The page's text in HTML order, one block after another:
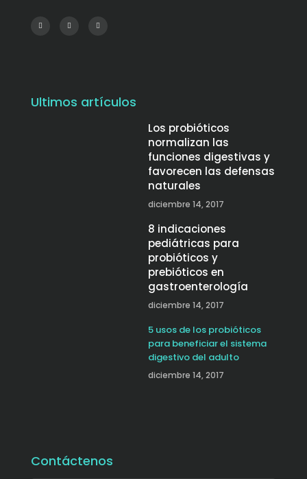
Ultimos artículos
Los probióticos
normalizan las
funciones digestivas y
favorecen las defensas
naturales
diciembre 14, 2017
8 indicaciones
pediátricas para
probióticos y
prebióticos en
gastroenterología
diciembre 14, 2017
5 usos de los probióticos
para beneficiar el sistema
digestivo del adulto
diciembre 14, 2017
Contáctenos